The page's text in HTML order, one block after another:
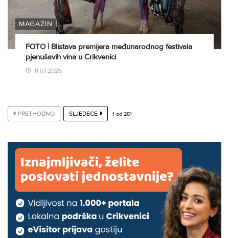
MAGAZIN
FOTO | Blistava premijera međunarodnog festivala
pjenušavih vina u Crikvenici
11.07.2026
PRETHODNO SLJEDEĆE 1 od 281